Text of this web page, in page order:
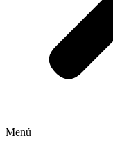
Menú